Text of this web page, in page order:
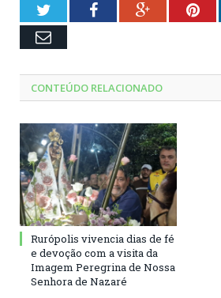
TwitterFacebookGoogle+
Email
CONTEÚDO RELACIONADO
Rurópolis vivencia dias de fé
e devoção com a visita da
Imagem Peregrina de Nossa
Senhora de Nazaré